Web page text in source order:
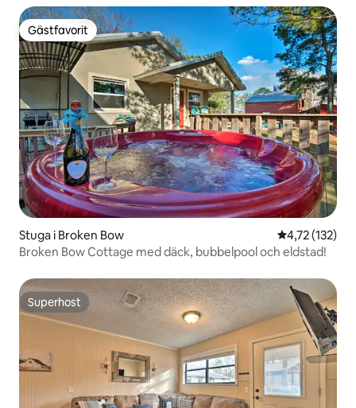
Gästfavorit
Gästfavorit
Stuga i Broken Bow 4,72 av 5 i
4,72 (132)
Broken Bow Cottage med däck, bubbelpool och eldstad!
Superhost
Superhost